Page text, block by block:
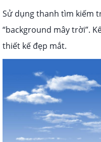
Sử dụng thanh tìm kiếm
“background mây trời”.
thiết kế đẹp mắt.